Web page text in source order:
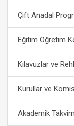
Çift Anadal
Eğitim Öğretim
Kılavuzlar ve
Kurullar ve
Akademik Takvim